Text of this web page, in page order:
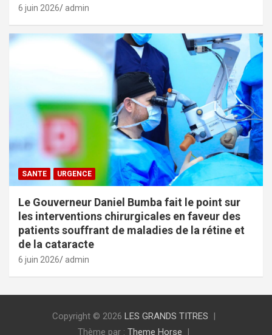
6 juin 2026 admin
SANTE URGENCE
Le Gouverneur Daniel Bumba fait le point sur
les interventions chirurgicales en faveur des
patients souffrant de maladies de la rétine et
de la cataracte
6 juin 2026 admin
Copyright © 2026 LES GRANDS TITRES
Thème par : Theme Horse